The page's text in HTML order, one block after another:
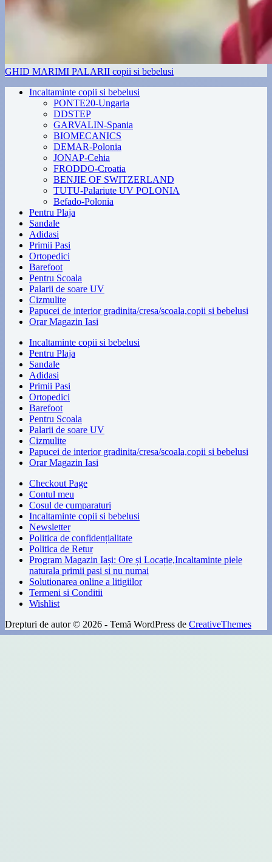
GHID MARIMI PALARII copii si bebelusi
Incaltaminte copii si bebelusi
PONTE20-Ungaria
DDSTEP
GARVALIN-Spania
BIOMECANICS
DEMAR-Polonia
JONAP-Cehia
FRODDO-Croatia
BENJIE OF SWITZERLAND
TUTU-Palariute UV POLONIA
Befado-Polonia
Pentru Plaja
Sandale
Adidasi
Primii Pasi
Ortopedici
Barefoot
Pentru Scoala
Palarii de soare UV
Cizmulite
Papucei de interior gradinita/cresa/scoala,copii si bebelusi
Orar Magazin Iasi
Incaltaminte copii si bebelusi
Pentru Plaja
Sandale
Adidasi
Primii Pasi
Ortopedici
Barefoot
Pentru Scoala
Palarii de soare UV
Cizmulite
Papucei de interior gradinita/cresa/scoala,copii si bebelusi
Orar Magazin Iasi
Checkout Page
Contul meu
Cosul de cumparaturi
Incaltaminte copii si bebelusi
Newsletter
Politica de confidențialitate
Politica de Retur
Program Magazin Iași: Ore și Locație,Incaltaminte piele
naturala primii pasi si nu numai
Solutionarea online a litigiilor
Termeni si Conditii
Wishlist
Drepturi de autor © 2026 - Temă WordPress de CreativeThemes